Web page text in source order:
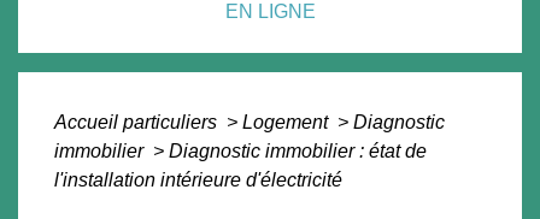
EN LIGNE
Accueil particuliers > Logement > Diagnostic
immobilier > Diagnostic immobilier : état de
l'installation intérieure d'électricité